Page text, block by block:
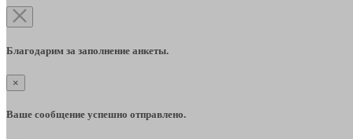
Благодарим за заполнение анкеты.
×
Ваше сообщение успешно отправлено.